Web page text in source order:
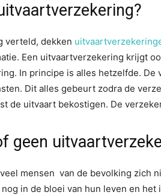
verteld, dekken
Een uitvaartverzekering krijgt
In principe is alles hetzelfde. De
Dit alles gebeurt zodra de
de uitvaart bekostigen. De
geen
mensen van de bevolking zich
in de bloei van hun leven en het